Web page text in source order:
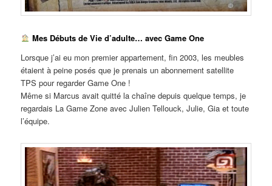
Mes Débuts de Vie d’adulte… avec Game One
Lorsque j’ai eu mon premier appartement, fin 2003, les meubles
étaient à peine posés que je prenais un abonnement satellite
TPS pour regarder Game One !
Même si Marcus avait quitté la chaîne depuis quelque temps, je
regardais La Game Zone avec Julien Tellouck, Julie, Gia et toute
l’équipe.